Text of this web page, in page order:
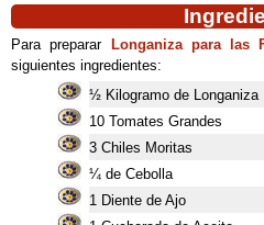
Para preparar Longaniza para las
siguientes ingredientes:
½ Kilogramo de Longaniza
10 Tomates Grandes
3 Chiles Moritas
¼ de Cebolla
1 Diente de Ajo